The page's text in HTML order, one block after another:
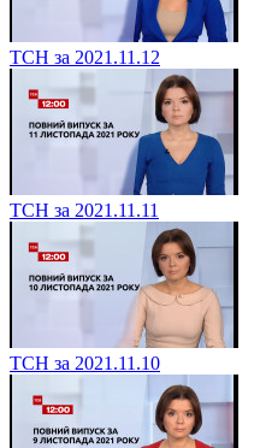
ТСН за 2021.11.12
ТСН за 2021.11.11
ТСН за 2021.11.10